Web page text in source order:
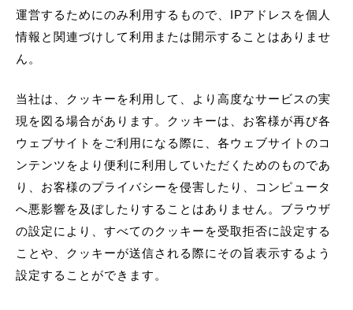
運営するためにのみ利用するもので、IPアドレスを個人
情報と関連づけして利用または開示することはありませ
ん。
当社は、クッキーを利用して、より高度なサービスの実
現を図る場合があります。クッキーは、お客様が再び各
ウェブサイトをご利用になる際に、各ウェブサイトのコ
ンテンツをより便利に利用していただくためのものであ
り、お客様のプライバシーを侵害したり、コンピュータ
へ悪影響を及ぼしたりすることはありません。ブラウザ
の設定により、すべてのクッキーを受取拒否に設定する
ことや、クッキーが送信される際にその旨表示するよう
設定することができます。